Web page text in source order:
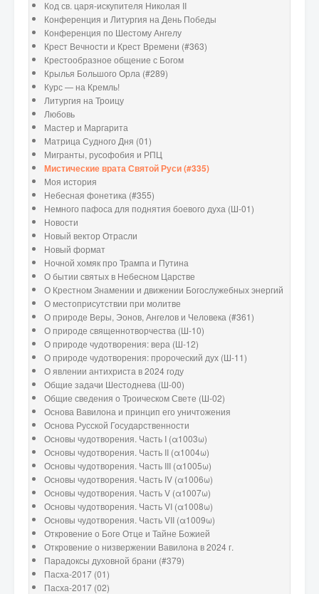
Код св. царя-искупителя Николая II
Конференция и Литургия на День Победы
Конференция по Шестому Ангелу
Крест Вечности и Крест Времени (#363)
Крестообразное общение с Богом
Крылья Большого Орла (#289)
Курс — на Кремль!
Литургия на Троицу
Любовь
Мастер и Маргарита
Матрица Судного Дня (01)
Мигранты, русофобия и РПЦ
Мистические врата Святой Руси (#335)
Моя история
Небесная фонетика (#355)
Немного пафоса для поднятия боевого духа (Ш-01)
Новости
Новый вектор Отрасли
Новый формат
Ночной хомяк про Трампа и Путина
О бытии святых в Небесном Царстве
О Крестном Знамении и движении Богослужебных энергий
О местоприсутствии при молитве
О природе Веры, Эонов, Ангелов и Человека (#361)
О природе священнотворчества (Ш-10)
О природе чудотворения: вера (Ш-12)
О природе чудотворения: пророческий дух (Ш-11)
О явлении антихриста в 2024 году
Общие задачи Шестоднева (Ш-00)
Общие сведения о Троическом Свете (Ш-02)
Основа Вавилона и принцип его уничтожения
Основа Русской Государственности
Основы чудотворения. Часть I (α1003ω)
Основы чудотворения. Часть II (α1004ω)
Основы чудотворения. Часть III (α1005ω)
Основы чудотворения. Часть IV (α1006ω)
Основы чудотворения. Часть V (α1007ω)
Основы чудотворения. Часть VI (α1008ω)
Основы чудотворения. Часть VII (α1009ω)
Откровение о Боге Отце и Тайне Божией
Откровение о низвержении Вавилона в 2024 г.
Парадоксы духовной брани (#379)
Пасха-2017 (01)
Пасха-2017 (02)